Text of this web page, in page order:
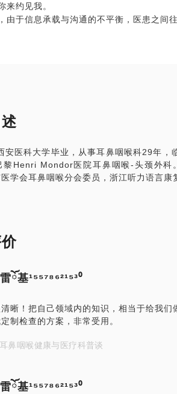
来约见我。
由于信息承载与沟通的不平衡，医患之间
有医生把所有事都说清楚。
重提示】：此话题内容仅为该行家在医疗
学员参考所用。如您或您的家人有诊疗需
安医科大学毕业，从事耳鼻咽喉科29年，
黎Henri Mondor医院耳鼻咽喉-头颈外科
学会耳鼻咽喉分会委员，浙江听力语言康
基¹⁵⁵⁷⁸⁶²¹⁵³⁰
晰！把自己领域内的知识，相当于给我们
制检查的方案，非常受用。
鼻咽喉健康与医疗科普谈
基¹⁵⁵⁷⁸⁶²¹⁵³⁰